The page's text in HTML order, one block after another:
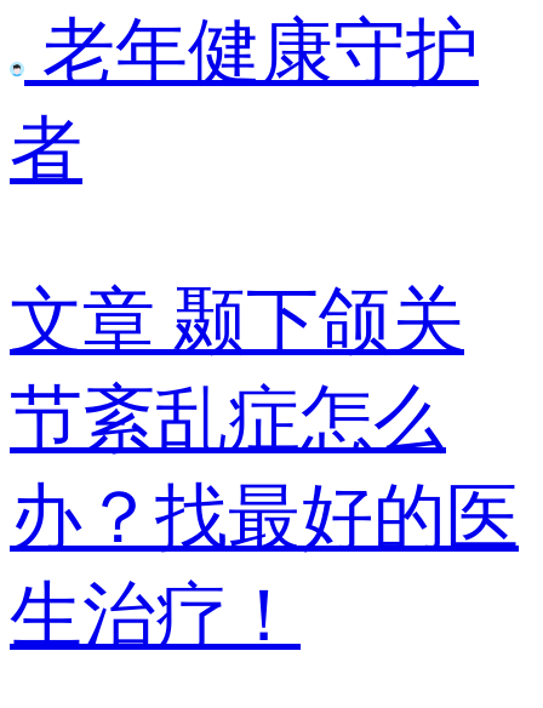
老年健康守护
者
文章 颞下颌关
节紊乱症怎么
办？找最好的医
生治疗！